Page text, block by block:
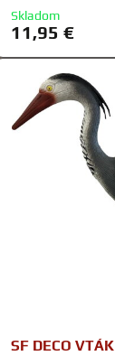
Skladom
11,95 €
SF DECO